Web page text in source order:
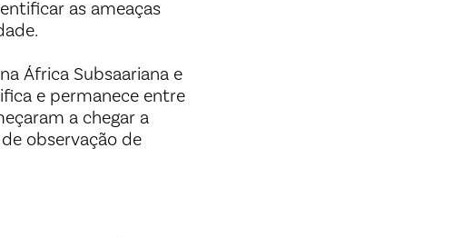
as ameaças
África Subsaariana e
e permanece entre
a chegar a
observação de